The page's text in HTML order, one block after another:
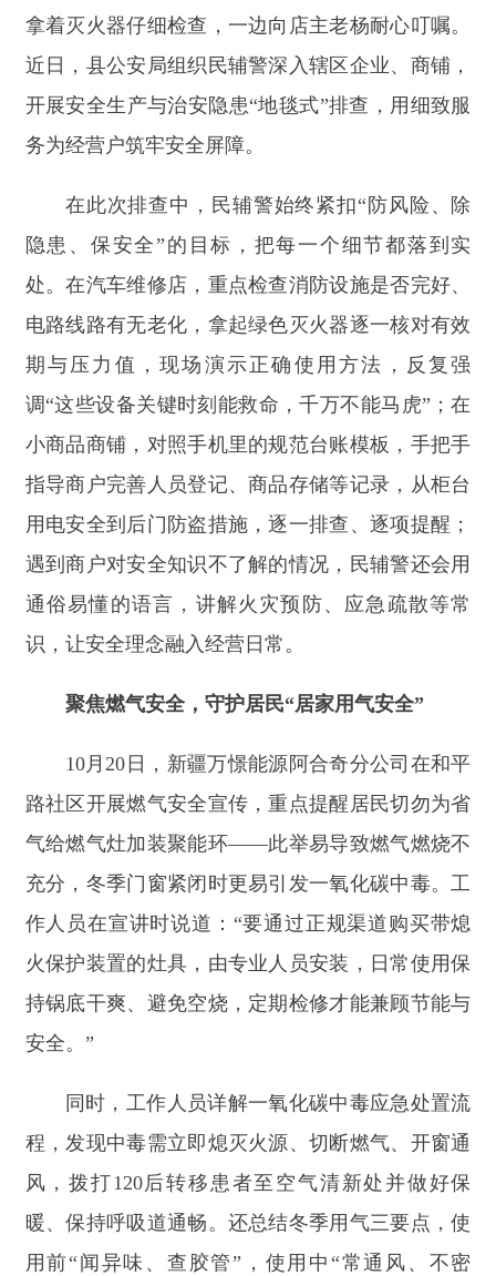
期与压力值，现场演示正确使用方法，反复强
调“这些设备关键时刻能救命，千万不能马虎”；在
小商品商铺，对照手机里的规范台账模板，手把手
指导商户完善人员登记、商品存储等记录，从柜台
遇到商户对安全知识不了解的情况，民辅警还会用
通俗易懂的语言，讲解火灾预防、应急疏散等常
识，让安全理念融入经营日常。
聚焦燃气安全，守护居民“居家用气安全”
10 月 20
日，新疆万憬能源阿合奇分公司在和平
气给燃气灶加装聚能环
此举易导致燃气燃烧不
充分，冬季门窗紧闭时更易引发一氧化碳中毒。工
作人员在宣讲时说道：“要通过正规渠道购买带熄
火保护装置的灶具，由专业人员安装，日常使用保
持锅底干爽、避免空烧，定期检修才能兼顾节能与
安全。 ”
同时，工作人员详解一氧化碳中毒应急处置流
风，拨打120后转移患者至空气清新处并做好保
暖、保持呼吸道通畅。还总结冬季用气三要点，使
用前 “闻异味、查胶管”，使用中“常通风、不密
从偏远牧区的“冬窝子”到城区热闹的商圈，从
居民温暖的家中到社区的宣传现场，阿合奇县多部
跨越场景、协同联动的安全守护行动，不仅消除了
各类潜在隐患，更让安全理念融入群众生活的方方
责任编辑：拜合提古丽